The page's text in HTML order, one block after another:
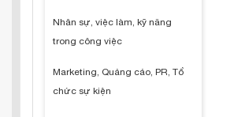
Nhân sự, việc làm, kỹ năng
trong công việc
Marketing, Quảng cáo, PR, Tổ
chức sự kiện